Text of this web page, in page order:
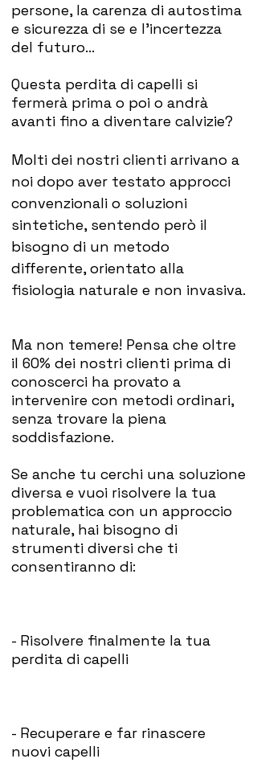
persone, la carenza di autostima
e sicurezza di se e l'incertezza
del futuro...
Questa perdita di capelli si
fermerà prima o poi o andrà
avanti fino a diventare calvizie?
Molti dei nostri clienti arrivano a
noi dopo aver testato approcci
convenzionali o soluzioni
sintetiche, sentendo però il
bisogno di un metodo
differente, orientato alla
fisiologia naturale e non invasiva​.
Ma non temere! Pensa che oltre
il 60% dei nostri clienti prima di
conoscerci ha provato a
intervenire con metodi ordinari,
senza trovare la piena
soddisfazione.
Se anche tu cerchi una soluzione
diversa e vuoi risolvere la tua
problematica con un approccio
naturale, hai bisogno di
strumenti diversi che ti
consentiranno di:
- Risolvere finalmente la tua
perdita di capelli
- Recuperare e far rinascere
nuovi capelli